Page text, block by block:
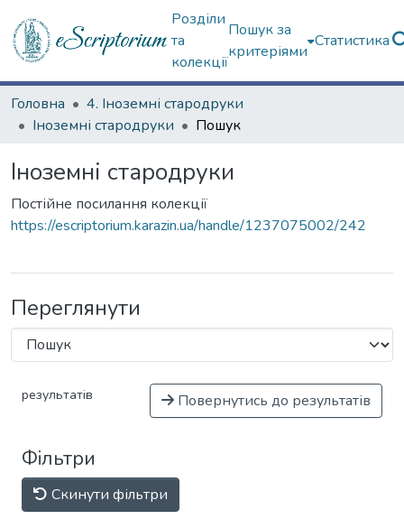
Розділи
та
колекції
Пошук за
критеріями
Статистика
Головна
4. Іноземні стародруки
Іноземні стародруки
Пошук
Іноземні стародруки
Постійне посилання колекції
https://escriptorium.karazin.ua/handle/1237075002/242
Переглянути
результатів Повернутись до результатів
Фільтри
Скинути фільтри